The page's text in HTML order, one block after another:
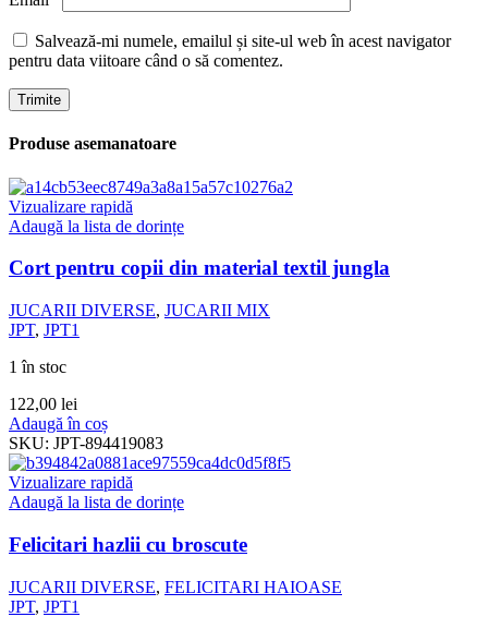
Salvează-mi numele, emailul și site-ul web în acest navigator
pentru data viitoare când o să comentez.
Produse asemanatoare
Vizualizare rapidă
Adaugă la lista de dorințe
Cort pentru copii din material textil jungla
JUCARII DIVERSE, JUCARII MIX
JPT, JPT1
1 în stoc
122,00 lei
Adaugă în coș
SKU: JPT-894419083
Vizualizare rapidă
Adaugă la lista de dorințe
Felicitari hazlii cu broscute
JUCARII DIVERSE, FELICITARI HAIOASE
JPT, JPT1